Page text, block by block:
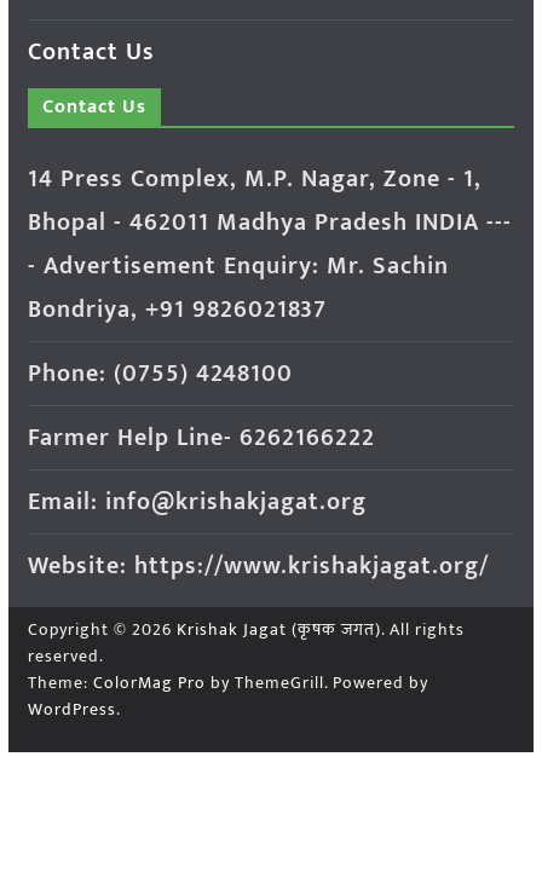
Contact Us
Contact Us
14 Press Complex, M.P. Nagar, Zone - 1,
Bhopal - 462011 Madhya Pradesh INDIA ---
- Advertisement Enquiry: Mr. Sachin
Bondriya, +91 9826021837
Phone: (0755) 4248100
Farmer Help Line- 6262166222
Email: info@krishakjagat.org
Website: https://www.krishakjagat.org/
Copyright © 2026 Krishak Jagat (कृषक जगत). All rights
reserved.
Theme: ColorMag Pro by ThemeGrill. Powered by
WordPress.